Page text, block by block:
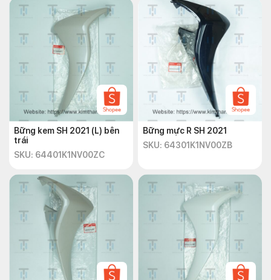
Bững kem SH 2021 (L) bên
trái
SKU: 64401K1NV00ZC
Bững mực R SH 2021
SKU: 64301K1NV00ZB